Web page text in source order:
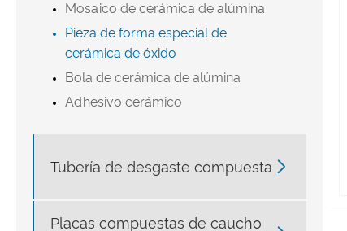
Mosaico de cerámica de alúmina
Pieza de forma especial de
cerámica de óxido
Bola de cerámica de alúmina
Adhesivo cerámico
Tubería de desgaste compuesta 
Placas compuestas de caucho